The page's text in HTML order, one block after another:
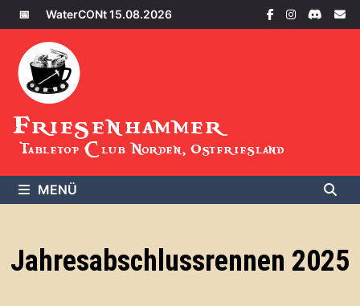
Zum
Inhalt
springen
📅 WaterCONt 15.08.2026
Friesenhammer
Tabletop Club Norden, Ostfriesland
MENÜ
Jahresabschlussrennen 2025